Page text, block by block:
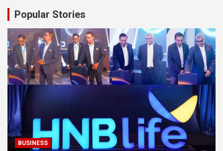
Popular Stories
BUSINESS